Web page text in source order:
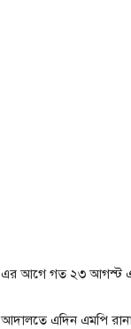
এর আগে গত ২৩ আগস্ট
আদালতে এদিন এমপি